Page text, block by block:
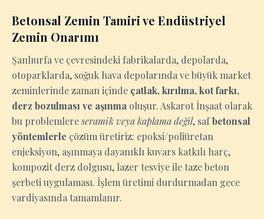
Betonsal Zemin Tamiri ve Endüstriyel
Zemin Onarımı
Şanlıurfa ve çevresindeki fabrikalarda, depolarda,
otoparklarda, soğuk hava depolarında ve büyük market
zeminlerinde zaman içinde çatlak, kırılma, kot farkı,
derz bozulması ve aşınma oluşur. Askarot İnşaat olarak
bu problemlereseramik veya kaplama değil, safbetonsal
yöntemlerle çözüm üretiriz: epoksi/poliüretan
enjeksiyon, aşınmaya dayanıklı kuvars katkılı harç,
kompozit derz dolgusu, lazer tesviye ile taze beton
şerbeti uygulaması. İşlem üretimi durdurmadan gece
vardiyasında tamamlanır.